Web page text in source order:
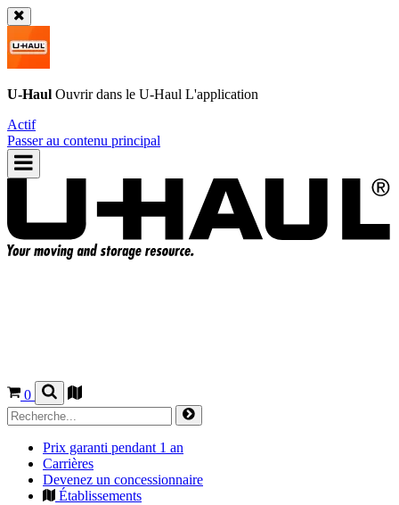
U-Haul Ouvrir dans le U-Haul L'application
Actif
Passer au contenu principal
0
Prix garanti pendant 1 an
Carrières
Devenez un concessionnaire
Établissements